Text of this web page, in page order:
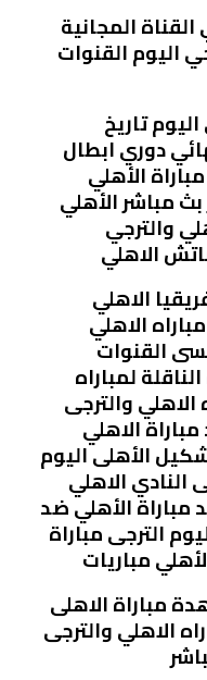
المجانية
اليوم القنوات
تاريخ
دوري ابطال
الأهلي
مباشر الأهلي
والترجي
الاهلي
الاهلي
الاهلي
القنوات
لمباراه
الاهلي والترجى
الاهلي
الأهلى اليوم
النادي الاهلي
مباراة الأهلي ضد
الترجى مباراة
مباريات
مباراة الاهلى
الاهلي والترجى